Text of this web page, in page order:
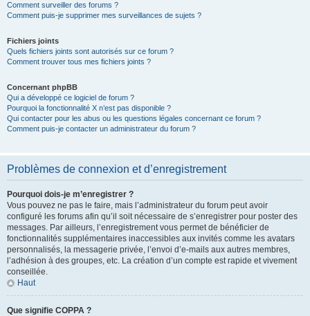
Comment surveiller des forums ?
Comment puis-je supprimer mes surveillances de sujets ?
Fichiers joints
Quels fichiers joints sont autorisés sur ce forum ?
Comment trouver tous mes fichiers joints ?
Concernant phpBB
Qui a développé ce logiciel de forum ?
Pourquoi la fonctionnalité X n’est pas disponible ?
Qui contacter pour les abus ou les questions légales concernant ce forum ?
Comment puis-je contacter un administrateur du forum ?
Problèmes de connexion et d’enregistrement
Pourquoi dois-je m’enregistrer ?
Vous pouvez ne pas le faire, mais l’administrateur du forum peut avoir
configuré les forums afin qu’il soit nécessaire de s’enregistrer pour poster des
messages. Par ailleurs, l’enregistrement vous permet de bénéficier de
fonctionnalités supplémentaires inaccessibles aux invités comme les avatars
personnalisés, la messagerie privée, l’envoi d’e-mails aux autres membres,
l’adhésion à des groupes, etc. La création d’un compte est rapide et vivement
conseillée.
Haut
Que signifie COPPA ?